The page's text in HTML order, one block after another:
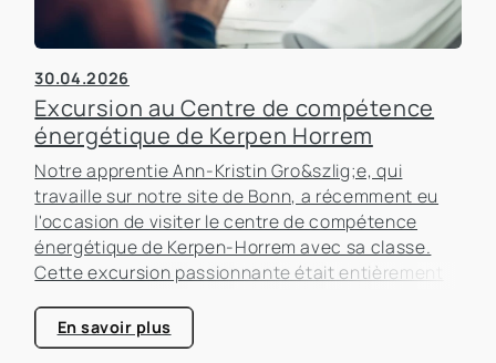
30.04.2026
Excursion au Centre de compétence
énergétique de Kerpen Horrem
Notre apprentie Ann-Kristin Gro&szlig;e, qui
travaille sur notre site de Bonn, a récemment eu
l'occasion de visiter le centre de compétence
énergétique de Kerpen-Horrem avec sa classe.
Cette excursion passionnante était entièrement
bâtiments, un sujet qui prend de plus en plus
d'importance dans le secteur immobilier.
En savoir plus